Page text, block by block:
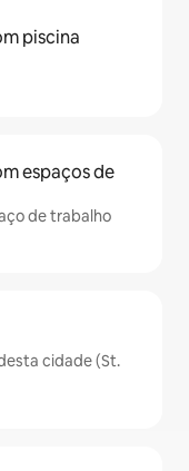
piscina
espaços de
de trabalho
cidade (St.